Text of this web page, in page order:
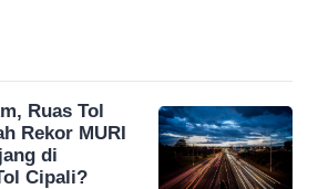
ini
diatas selat
Ruas Tol
Rekor MURI
di
Cipali?